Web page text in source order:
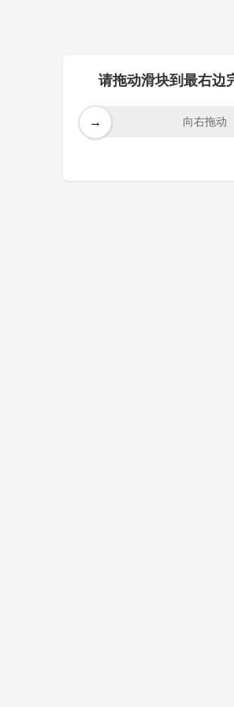
请拖动滑块到最右边
→ 向右拖动